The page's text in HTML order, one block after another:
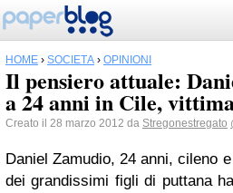
HOME › SOCIETÀ › OPINIONI
Il pensiero attuale:
a 24 anni in Cile,
Creato il 28 marzo 2012 da Stregonestregato
Daniel Zamudio, 24 anni, cileno e
dei grandissimi figli di puttana